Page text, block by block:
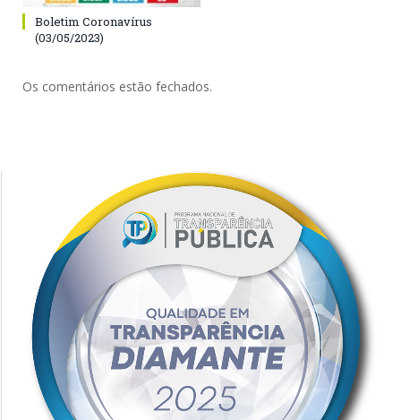
Boletim Coronavírus
(03/05/2023)
Os comentários estão fechados.